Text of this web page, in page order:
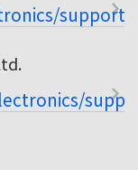
support